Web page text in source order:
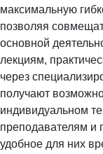
максимальную
позволяя
основной
лекциям,
через
получают
индивидуальном
преподавателям и
удобное для них